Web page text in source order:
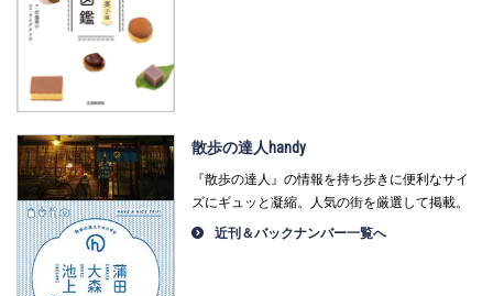
散歩の達人handy
『散歩の達人』の情報を持ち歩きに便利なサイ
ズにギュッと凝縮。人気の街を厳選して掲載。
近刊＆バックナンバー一覧へ